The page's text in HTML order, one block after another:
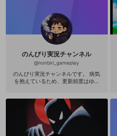
のんびり実況チャンネル
@nonbiri_gameplay
のんびり実況チャンネルです。 病気
を抱えているため、更新頻度はゆっ
良くなると思った点を率直にお伝え
することがあります。 ゲームは正直
あまり上手くありません。 スーパー
プレイや効率重視ではなく、 失敗し
ながらのんびり進める実況が中心で